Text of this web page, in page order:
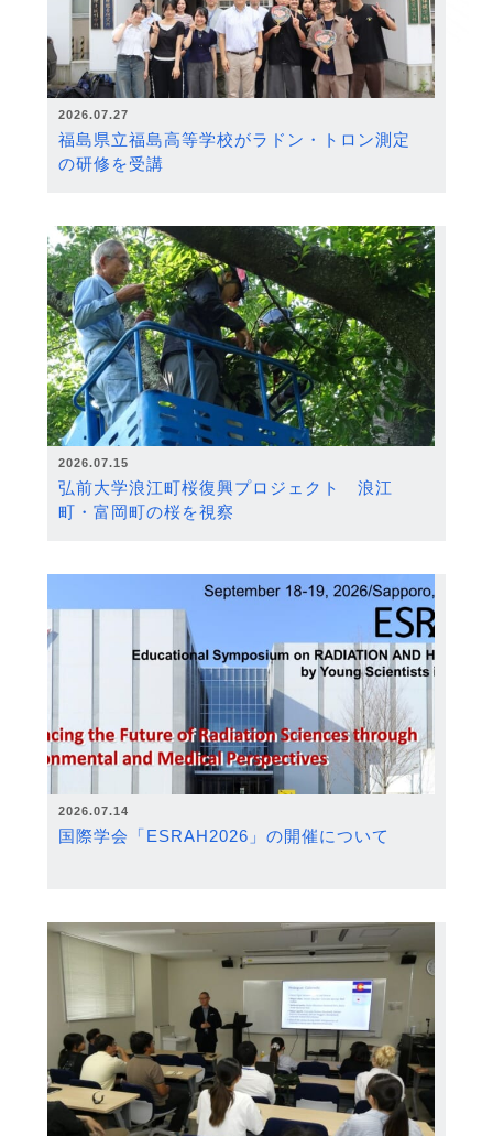
2026.07.27
福島県立福島高等学校がラドン・トロン測定
の研修を受講
2026.07.15
弘前大学浪江町桜復興プロジェクト 浪江
町・富岡町の桜を視察
2026.07.14
国際学会「ESRAH2026」の開催について